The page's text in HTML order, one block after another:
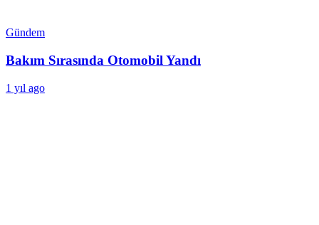
Gündem
Bakım Sırasında Otomobil Yandı
1 yıl ago